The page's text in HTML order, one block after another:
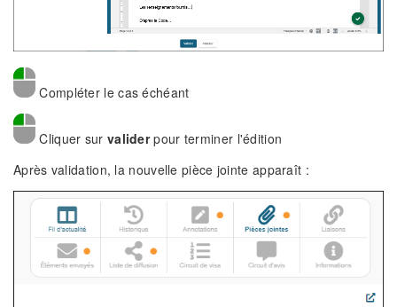
Compléter le cas échéant
Cliquer sur validerpour terminer l'édition
Après validation, la nouvelle pièce jointe apparaît :